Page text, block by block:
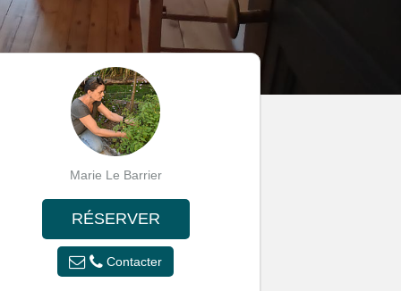
Marie Le Barrier
RÉSERVER
Contacter